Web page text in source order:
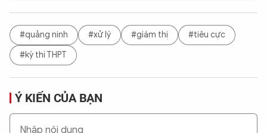
#quảng ninh #xử lý #giám thị
#tiêu cực
#kỳ thi THPT
Ý KIẾN CỦA BẠN